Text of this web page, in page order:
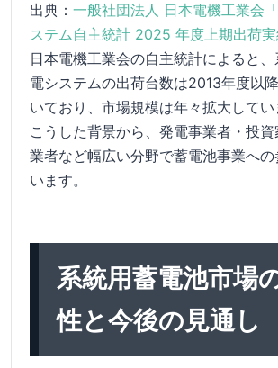
出典： 一般社団法人 日本電機工業会
ステム自主統計 2025 年度上期出荷実
日本電機工業会の自主統計によると
電システムの出荷台数は2013年度以
いており、市場規模は年々拡大してい
こうした背景から、発電事業者・投
業者など幅広い分野で蓄電池事業へ
います。
系統用蓄電池市場
性と今後の見通し